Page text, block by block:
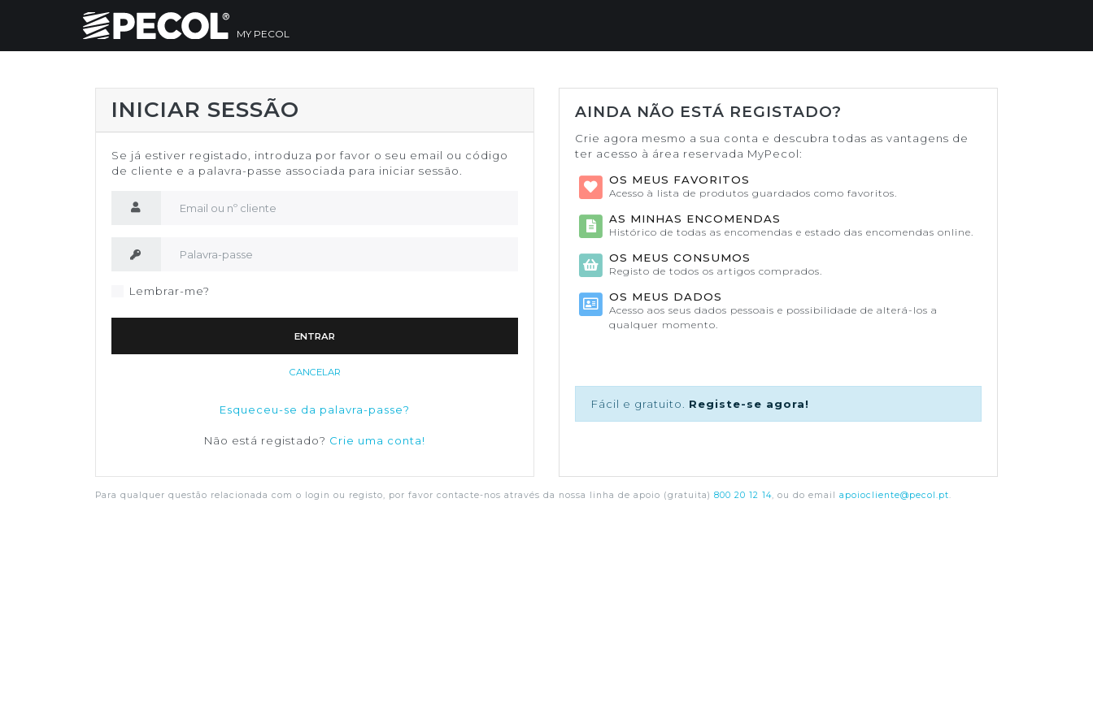
MY PECOL
INICIAR SESSÃO
Se já estiver registado, introduza por favor o seu email ou código
de cliente e a palavra-passe associada para iniciar sessão.
Lembrar-me?
ENTRAR
CANCELAR
Esqueceu-se da palavra-passe?
Não está registado? Crie uma conta!
AINDA NÃO ESTÁ REGISTADO?
Crie agora mesmo a sua conta e descubra todas as vantagens de
ter acesso à área reservada MyPecol:
OS MEUS FAVORITOS
Acesso à lista de produtos guardados como favoritos.
AS MINHAS ENCOMENDAS
Histórico de todas as encomendas e estado das encomendas online.
OS MEUS CONSUMOS
Registo de todos os artigos comprados.
OS MEUS DADOS
Acesso aos seus dados pessoais e possibilidade de alterá-los a
qualquer momento.
Fácil e gratuito. Registe-se agora!
Para qualquer questão relacionada com o login ou registo, por favor contacte-nos através da nossa linha de apoio (gratuita) 800 20 12 14, ou do email apoiocliente@pecol.pt.